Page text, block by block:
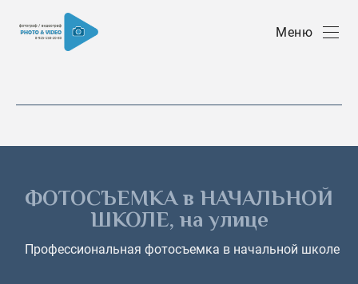
Меню
ФОТОСЪЕМКА в НАЧАЛЬНОЙ
ШКОЛЕ, на улице
Профессиональная фотосъемка в начальной школе